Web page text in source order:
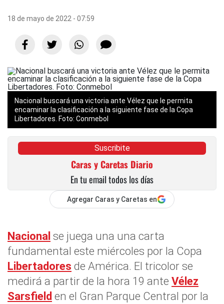
18 de mayo de 2022 - 07:59
Nacional buscará una victoria ante Vélez que le permita
encaminar la clasificación a la siguiente fase de la Copa
Libertadores. Foto: Conmebol
Suscribite
Caras y Caretas Diario
En tu email todos los días
Agregar Caras y Caretas en
Nacionalse juega una una carta
fundamental este miércoles por la Copa
Libertadores de América. El tricolor se
medirá a partir de la hora 19 ante Vélez
Sarsfielden el Gran Parque Central por la